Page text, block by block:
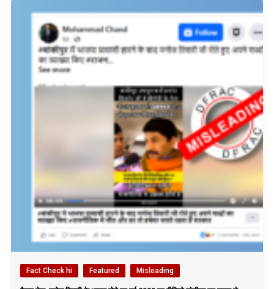
Fact Check hi Featured Misleading